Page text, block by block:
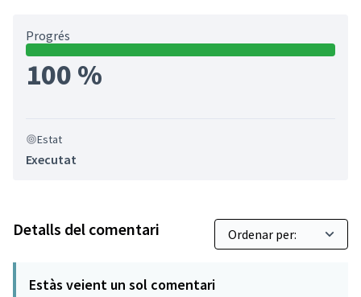
Progrés
100 %
Estat
Executat
Detalls del comentari
Estàs veient un sol comentari